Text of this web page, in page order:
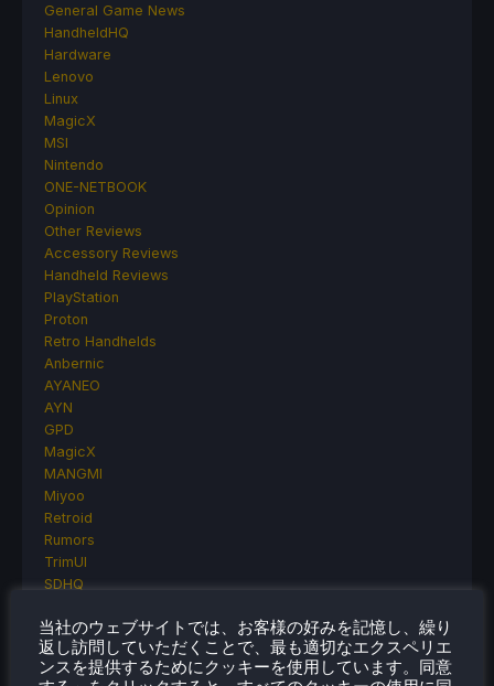
General Game News
HandheldHQ
Hardware
Lenovo
Linux
MagicX
MSI
Nintendo
ONE-NETBOOK
Opinion
Other Reviews
Accessory Reviews
Handheld Reviews
PlayStation
Proton
Retro Handhelds
Anbernic
AYANEO
AYN
GPD
MagicX
MANGMI
Miyoo
Retroid
Rumors
TrimUI
SDHQ
Steam Controller
Steam Frame
Steam Machine
当社のウェブサイトでは、お客様の好みを記憶し、繰り
返し訪問していただくことで、最も適切なエクスペリエ
ンスを提供するためにクッキーを使用しています。同意